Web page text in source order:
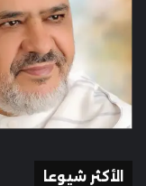
الأكثر شيوعا